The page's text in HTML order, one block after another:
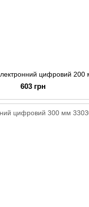
цифровий 200
603 грн